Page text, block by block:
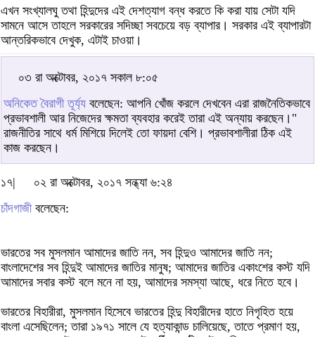
এখন সংখ্যালঘু তথা হিন্দুদের এই দেশত্যাগ বন্ধ করতে কি করা যায় সেটা যদি
সামনে আসে তাহলে সরকারের সদিচ্ছা সবচেয়ে বড় ব্যাপার। সরকার এই ব্যাপারটা
আন্তরিকভাবে দেখুক, এটাই চাওয়া।
০৩ রা অক্টোবর, ২০১৭ সকাল ৮:০৫
অনিকেত বৈরাগী তূর্য্য বলেছেন: আপনি খোঁজ করলে দেখবেন এরা রাজনৈতিকভাবে
প্রভাবশালী আর নিজেদের ক্ষমতা ব্যবহার করেই তারা এই অন্যায় করছেন।"
রাজনীতির সাথে ধর্ম মিশিয়ে দিলেই তো ফায়দা বেশি। প্রভাবশালীরা ঠিক এই
কাজ করছেন।
১৭|
০২ রা অক্টোবর, ২০১৭ সন্ধ্যা ৬:২৪
চাঁদগাজীবলেছেন:
ভারতের সব মুসলমান আমাদের জাতি নন, সব হিন্দুও আমাদের জাতি নন;
বাংলাদেশের সব হিন্দুই আমাদের জাতির মানুষ; আমাদের জাতির একাংশের কস্ট যদি
আমাদের সবার কস্ট বলে মনে না হয়, আমাদের সমস্যা আছে, ধরে নিতে হবে।
ভারতের বিহারীরা, মুসলমান হিসেবে ভারতের হিন্দু বিহারীদের হাতে নিগৃহিত হয়ে
বাংলা এসেছিলেন; তারা ১৯৭১ সালে যে হত্যাকান্ড চালিয়েছে, তাতে প্রমাণ হয়,